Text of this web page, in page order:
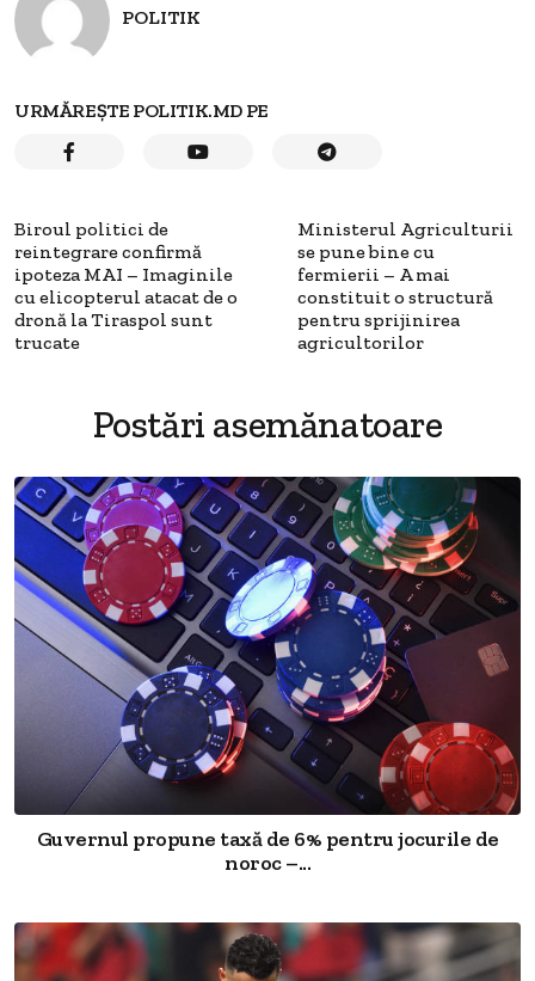
POLITIK
URMĂREȘTE POLITIK.MD PE
Biroul politici de
reintegrare confirmă
ipoteza MAI – Imaginile
cu elicopterul atacat de o
dronă la Tiraspol sunt
trucate
Ministerul Agriculturii
se pune bine cu
fermierii – A mai
constituit o structură
pentru sprijinirea
agricultorilor
Postări asemănatoare
Guvernul propune taxă de 6% pentru jocurile de
noroc –...